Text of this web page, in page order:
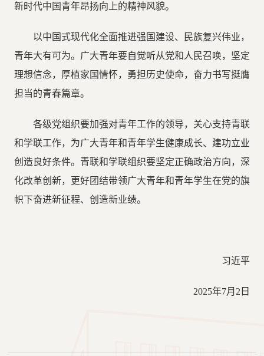
新时代中国青年昂扬向上的精神风貌。
以中国式现代化全面推进强国建设、民族复兴伟业，
青年大有可为。广大青年要自觉听从党和人民召唤，坚定
理想信念，厚植家国情怀，勇担历史使命，奋力书写挺膺
担当的青春篇章。
各级党组织要加强对青年工作的领导，关心支持青联
和学联工作，为广大青年和青年学生健康成长、建功立业
创造良好条件。青联和学联组织要坚定正确政治方向，深
化改革创新，更好团结带领广大青年和青年学生在党的旗
帜下奋进新征程、创造新业绩。
习近平
2025年7月2日